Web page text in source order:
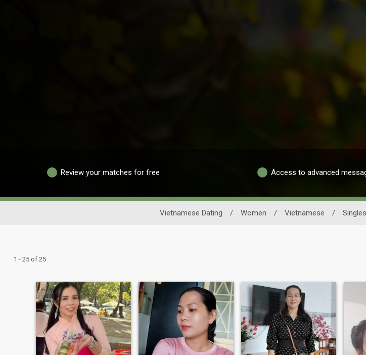
Review your matches for free Access to advanced
Vietnamese Dating / Women / Vietnamese / Singles
1 - 25 of 25